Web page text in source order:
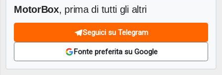
MotorBox, prima di tutti gli altri
Seguici su Telegram
Fonte preferita su Google